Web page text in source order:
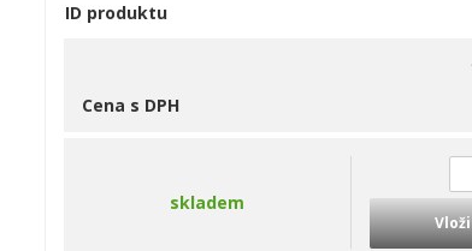
ID produktu
Cena s DPH
skladem